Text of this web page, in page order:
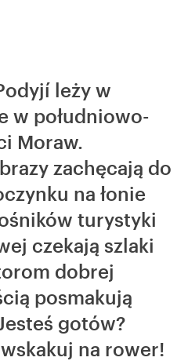
leży w
w południowo-
Moraw.
zachęcają do
na łonie
turystyki
czekają szlaki
dobrej
posmakują
gotów?
na rower!